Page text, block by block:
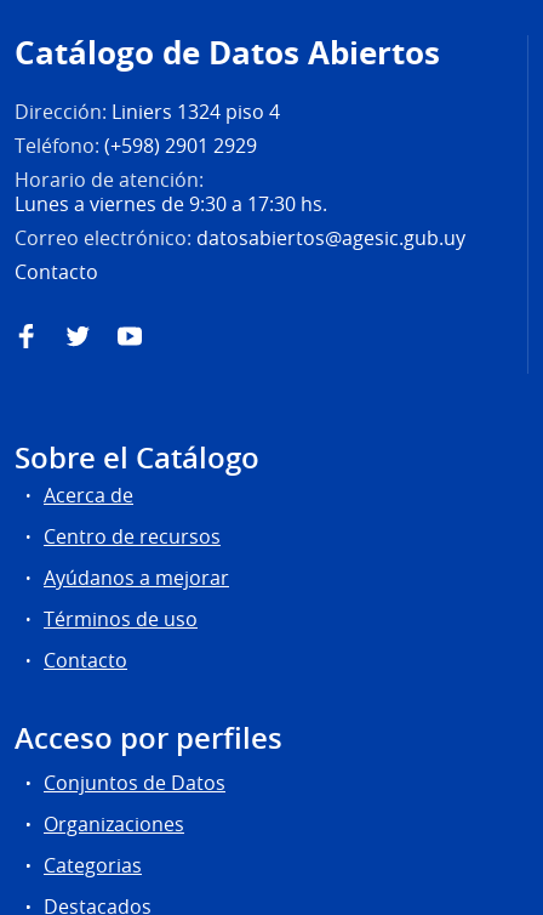
de
página
Catálogo de Datos Abiertos
Dirección: Liniers 1324 piso 4
Teléfono: (+598) 2901 2929
Horario de atención:
Lunes a viernes de 9:30 a 17:30 hs.
Correo electrónico: datosabiertos@agesic.gub.uy
Contacto
FacebookTwitterYouTube
Sobre el Catálogo
Acerca de
Centro de recursos
Ayúdanos a mejorar
Términos de uso
Contacto
Acceso por perfiles
Conjuntos de Datos
Organizaciones
Categorias
Destacados